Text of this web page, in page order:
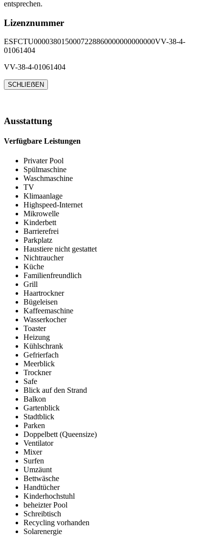
entsprechen.
Lizenznummer
ESFCTU0000380150007228860000000000000VV-38-4-
01061404
VV-38-4-01061404
SCHLIEẞEN
Ausstattung
Verfügbare Leistungen
Privater Pool
Spülmaschine
Waschmaschine
TV
Klimaanlage
Highspeed-Internet
Mikrowelle
Kinderbett
Barrierefrei
Parkplatz
Haustiere nicht gestattet
Nichtraucher
Küche
Familienfreundlich
Grill
Haartrockner
Bügeleisen
Kaffeemaschine
Wasserkocher
Toaster
Heizung
Kühlschrank
Gefrierfach
Meerblick
Trockner
Safe
Blick auf den Strand
Balkon
Gartenblick
Stadtblick
Parken
Doppelbett (Queensize)
Ventilator
Mixer
Surfen
Umzäunt
Bettwäsche
Handtücher
Kinderhochstuhl
beheizter Pool
Schreibtisch
Recycling vorhanden
Solarenergie